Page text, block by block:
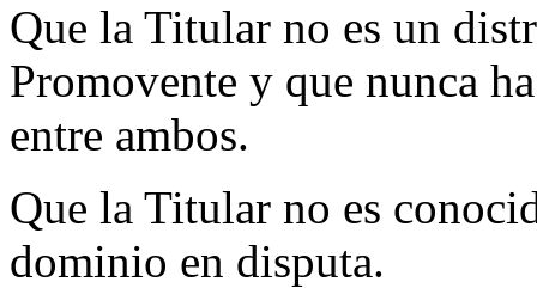
Que la Titular no es un
Promovente y que nunca
entre ambos.
Que la Titular no es
dominio en disputa.